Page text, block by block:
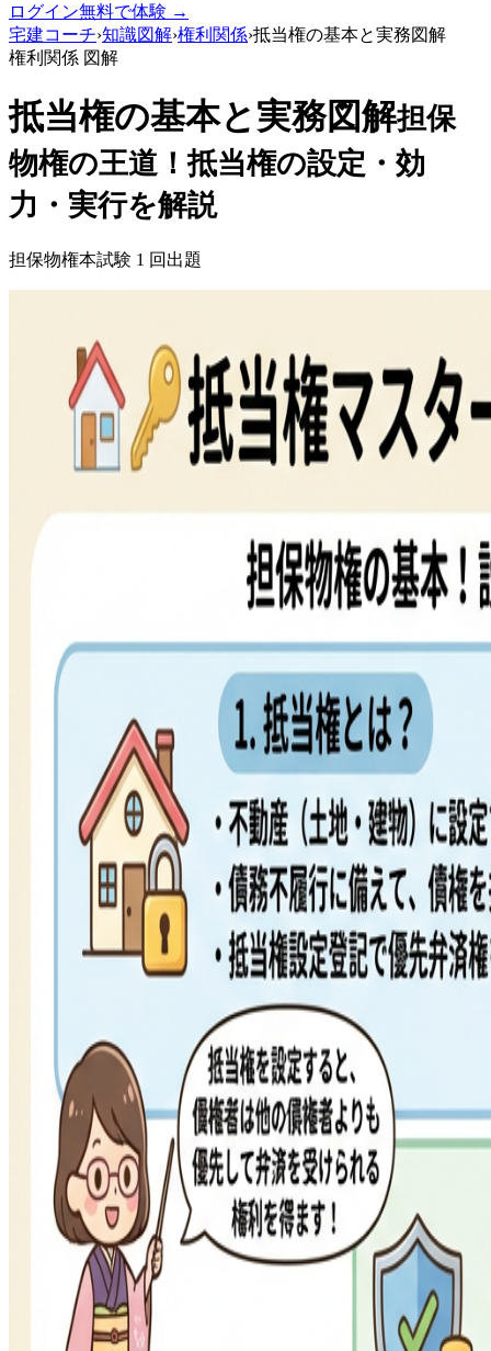
ログイン無料で体験 →
宅建コーチ›知識図解›権利関係›抵当権の基本と実務図解
権利関係 図解
抵当権の基本と実務図解担保
物権の王道！抵当権の設定・効
力・実行を解説
担保物権本試験 1 回出題